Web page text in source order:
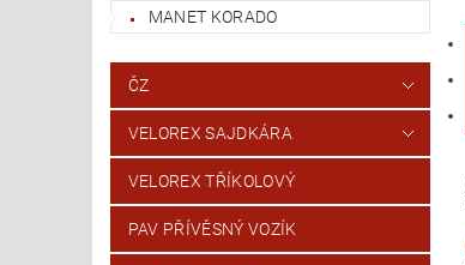
MANET KORADO
ČZ
VELOREX SAJDKÁRA
VELOREX TŘÍKOLOVÝ
PAV PŘÍVĚSNÝ VOZÍK